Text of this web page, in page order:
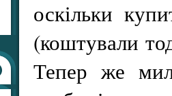
оскільки
(коштували
Тепер же